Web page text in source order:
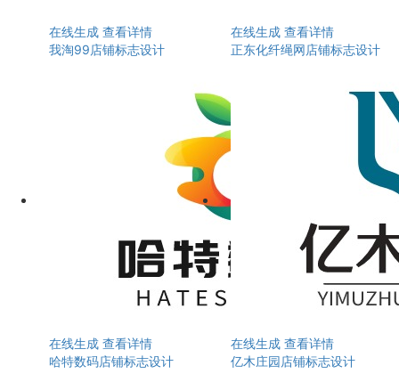
在线生成 查看详情
我淘99店铺标志设计
在线生成 查看详情
正东化纤绳网店铺标志设计
在线生成 查看详情
哈特数码店铺标志设计
在线生成 查看详情
亿木庄园店铺标志设计